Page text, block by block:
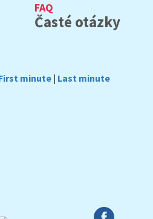
FAQ
Časté otázky
minute| Last minute